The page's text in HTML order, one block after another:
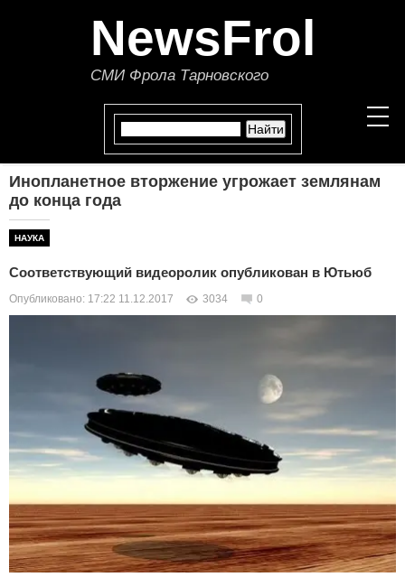
NewsFrol
СМИ Фрола Тарновского
ПОЛИТИКА
ЭКОНОМИКА
ОБЩЕСТВО
КУЛЬТУРА
НАУКА
СПОРТ
ШОУ-БИЗНЕС
Инопланетное вторжение угрожает землянам
до конца года
НАУКА
Соответствующий видеоролик опубликован в Ютьюб
Опубликовано: 17:22 11.12.2017 3034 0